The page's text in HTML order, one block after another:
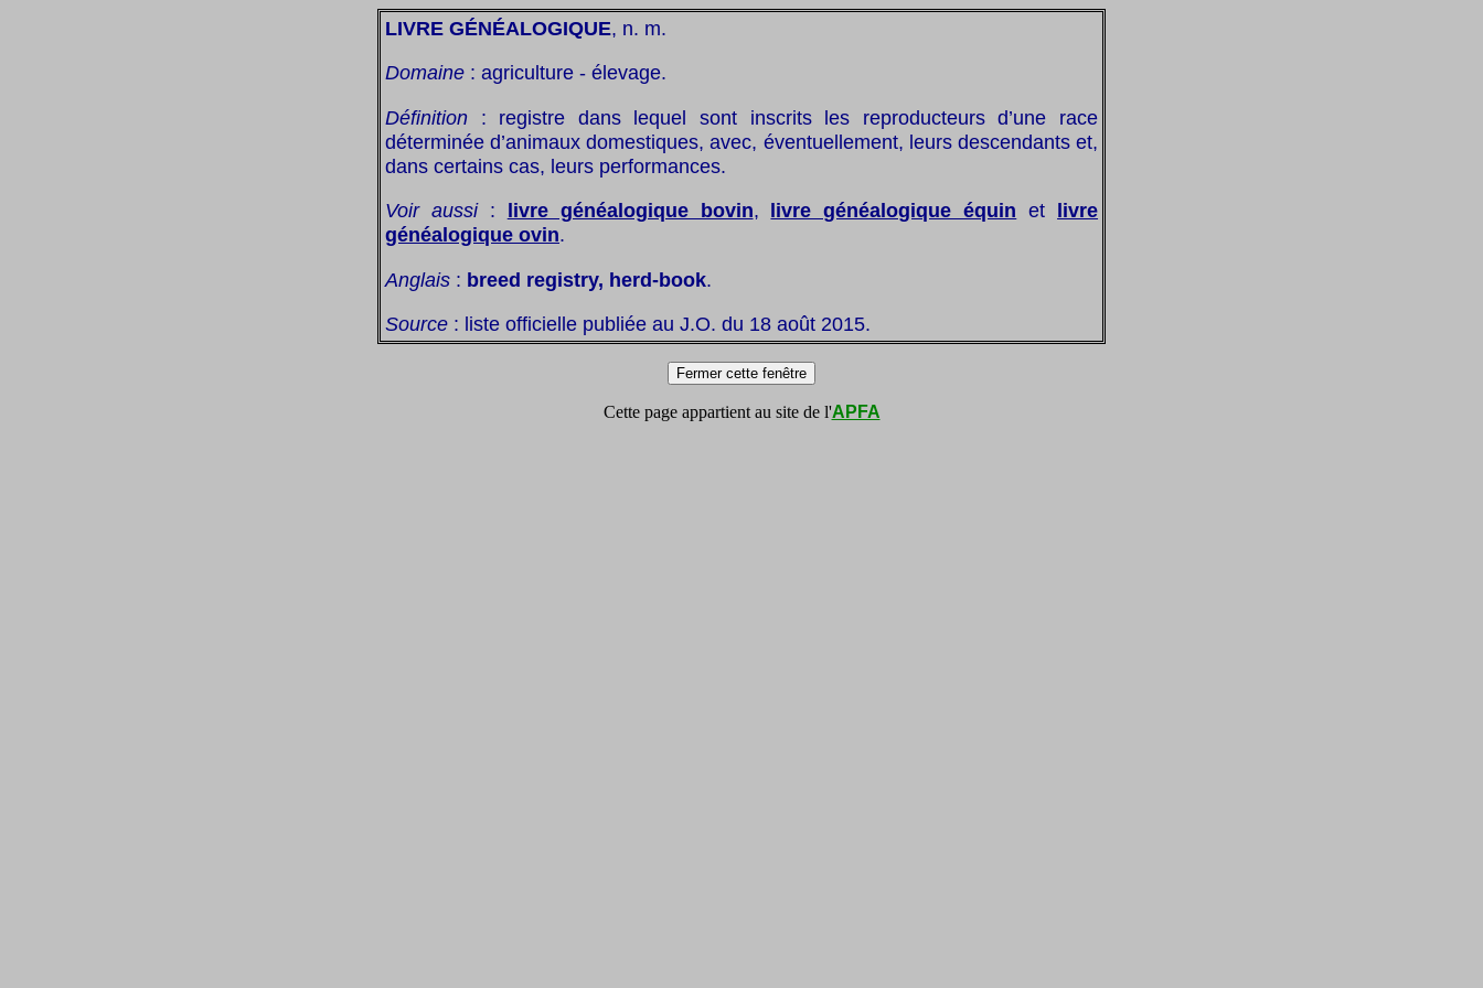
LIVRE GÉNÉALOGIQUE, n. m.
Domaine : agriculture - élevage.
Définition : registre dans lequel sont inscrits les reproducteurs d’une race
déterminée d’animaux domestiques, avec, éventuellement, leurs descendants et,
dans certains cas, leurs performances.
Voir aussi: livre généalogique bovin, livre généalogique équin et livre
généalogique ovin.
Anglais : breed registry, herd-book.
Source : liste officielle publiée au J.O. du 18 août 2015.
Cette page appartient au site de l'APFA